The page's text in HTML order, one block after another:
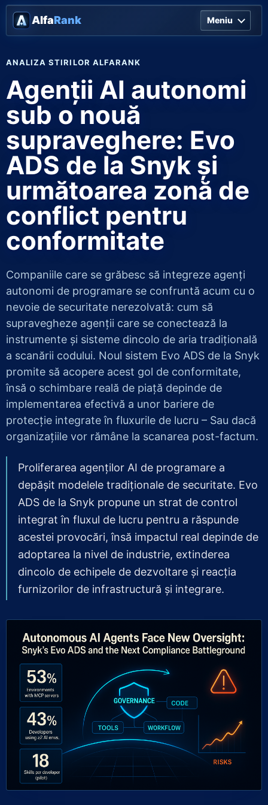
AlfaRank Meniu
ANALIZA STIRILOR ALFARANK
Agenții AI autonomi
sub o nouă
supraveghere: Evo
ADS de la Snyk și
următoarea zonă de
conflict pentru
conformitate
Companiile care se grăbesc să integreze agenți
autonomi de programare se confruntă acum cu o
nevoie de securitate nerezolvată: cum să
supravegheze agenții care se conectează la
instrumente și sisteme dincolo de aria tradițională
a scanării codului. Noul sistem Evo ADS de la Snyk
promite să acopere acest gol de conformitate,
însă o schimbare reală de piață depinde de
implementarea efectivă a unor bariere de
protecție integrate în fluxurile de lucru – Sau dacă
organizațiile vor rămâne la scanarea post-factum.
Proliferarea agenților AI de programare a
depășit modelele tradiționale de securitate. Evo
ADS de la Snyk propune un strat de control
integrat în fluxul de lucru pentru a răspunde
acestei provocări, însă impactul real depinde de
adoptarea la nivel de industrie, extinderea
dincolo de echipele de dezvoltare și reacția
furnizorilor de infrastructură și integrare.